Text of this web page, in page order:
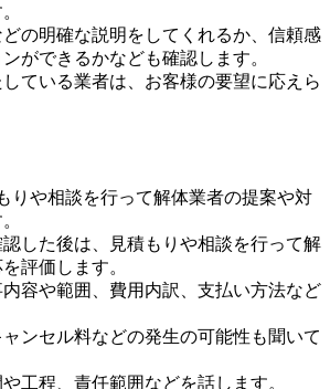
の明確な説明をしてくれるか、信頼感
ができるかなども確認します。
ている業者は、お客様の要望に応えら
りや相談を行って解体業者の提案や対
した後は、見積もりや相談を行って解
評価します。
容や範囲、費用内訳、支払い方法など
ンセル料などの発生の可能性も聞いて
工程、責任範囲などを話します。